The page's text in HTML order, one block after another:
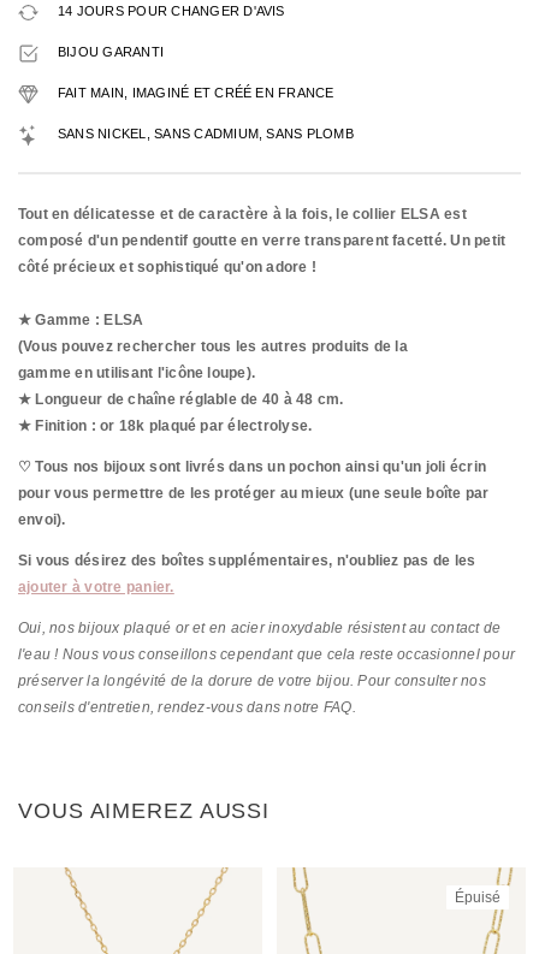
14 JOURS POUR CHANGER D'AVIS
BIJOU GARANTI
FAIT MAIN, IMAGINÉ ET CRÉÉ EN FRANCE
SANS NICKEL, SANS CADMIUM, SANS PLOMB
Tout en délicatesse et de caractère à la fois, le collier ELSA est
composé d'un pendentif goutte en verre transparent facetté. Un petit
côté précieux et sophistiqué qu'on adore !
★ Gamme : ELSA
(Vous pouvez rechercher tous les autres produits de la
gamme en utilisant l'icône loupe).
★ Longueur de chaîne réglable de 40 à 48 cm.
★ Finition : or 18k plaqué parélectrolyse.
♡ Tous nos bijoux sont livrés dans un pochon ainsi qu'un joli écrin
pour vous permettre de les protéger au mieux (une seule boîte par
envoi).
Si vous désirez des boîtes supplémentaires, n'oubliez pas de les
ajouter à votre panier.
Oui, nos bijoux plaqué or et en acier inoxydable résistent au contact de
l'eau ! Nous vous conseillons cependant que cela reste occasionnel pour
préserver la longévité de la dorure de votre bijou. Pour consulter nos
conseils d'entretien, rendez-vous dans notre FAQ.
VOUS AIMEREZ AUSSI
Épuisé